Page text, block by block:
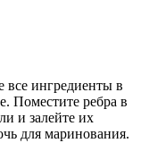
все ингредиенты в
Поместите ребра в
и залейте их
для маринования.